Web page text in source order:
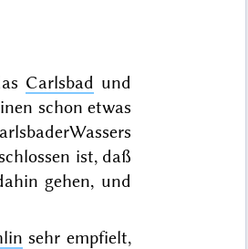
Carlsbad und
schon etwas
ist, daß
gehen, und
sehr empfielt,